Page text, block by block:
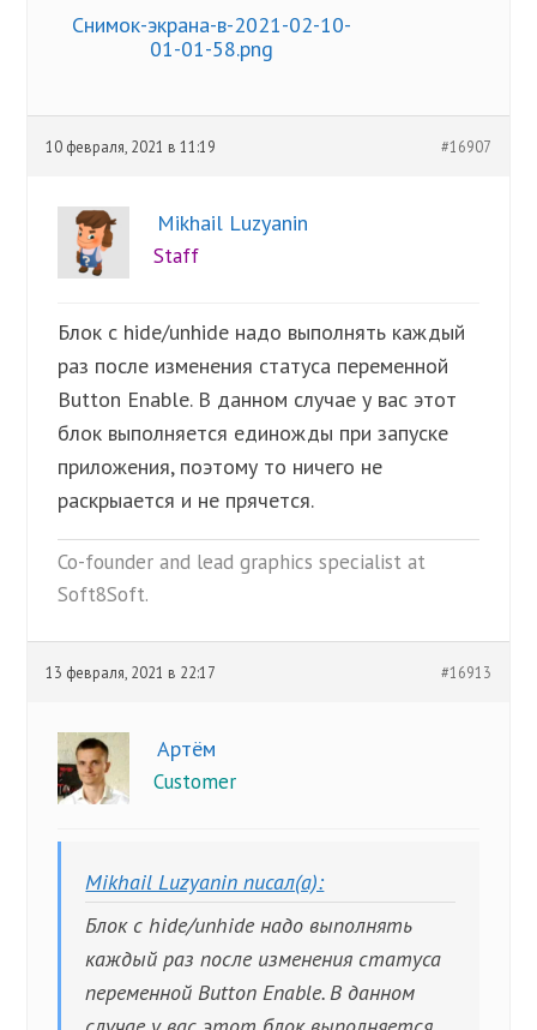
Снимок-экрана-в-2021-02-10-
01-01-58.png
10 февраля, 2021 в 11:19 #16907
Mikhail Luzyanin
Staff
Блок с hide/unhide надо выполнять каждый
раз после изменения статуса переменной
Button Enable. В данном случае у вас этот
блок выполняется единожды при запуске
приложения, поэтому то ничего не
раскрыается и не прячется.
Co-founder and lead graphics specialist at
Soft8Soft.
13 февраля, 2021 в 22:17 #16913
Артём
Customer
Mikhail Luzyanin писал(а):
Блок с hide/unhide надо выполнять
каждый раз после изменения статуса
переменной Button Enable. В данном